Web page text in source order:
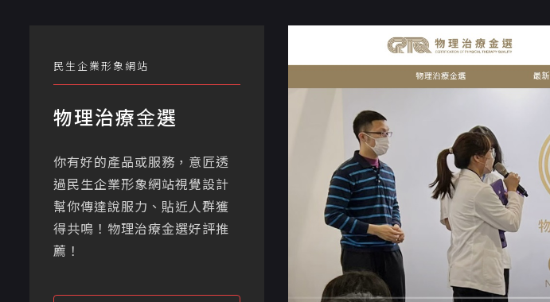
民生企業形象網站
物理治療⾦選
你有好的產品或服務，意匠透
過民生企業形象網站視覺設計
幫你傳達說服力、貼近人群獲
得共鳴！物理治療⾦選好評推
薦！